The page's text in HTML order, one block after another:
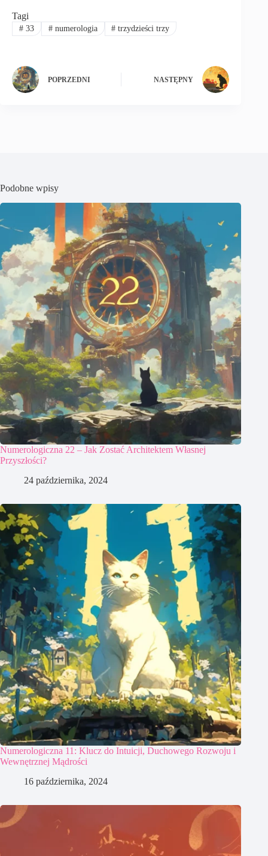
Tagi
#33 #numerologia # trzydzieści trzy
POPRZEDNI NASTĘPNY
Podobne wpisy
Numerologiczna 22 – Jak Zostać Architektem Własnej
Przyszłości?
24 października, 2024
Numerologiczna 11: Klucz do Intuicji, Duchowego Rozwoju i
Wewnętrznej Mądrości
16 października, 2024